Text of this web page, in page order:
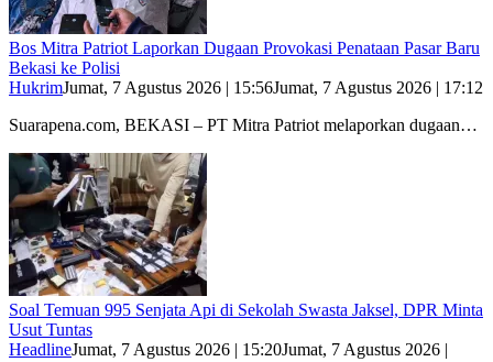
Bos Mitra Patriot Laporkan Dugaan Provokasi Penataan Pasar Baru
Bekasi ke Polisi
HukrimJumat, 7 Agustus 2026 | 15:56Jumat, 7 Agustus 2026 | 17:12
Suarapena.com, BEKASI – PT Mitra Patriot melaporkan dugaan…
Soal Temuan 995 Senjata Api di Sekolah Swasta Jaksel, DPR Minta
Usut Tuntas
HeadlineJumat, 7 Agustus 2026 | 15:20Jumat, 7 Agustus 2026 |